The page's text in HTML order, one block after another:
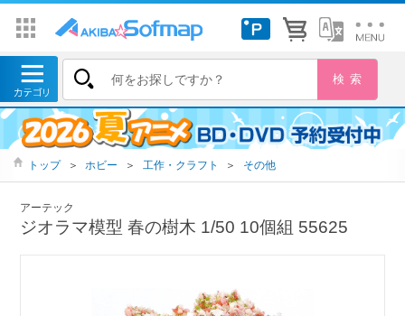
トップ ＞ ホビー ＞ 工作・クラフト ＞ その他
アーテック
ジオラマ模型 春の樹木 1/50 10個組 55625